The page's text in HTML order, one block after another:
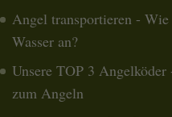
Angel transportieren -
Wasser an?
Unsere TOP 3
zum Angeln